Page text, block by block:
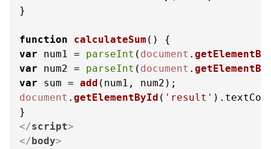
}
function calculateSum (
var num1 = parseInt ( document .
var num2 = parseInt ( document .
var sum = add
document . getElementById ( 'result' ).
</script>
</body>